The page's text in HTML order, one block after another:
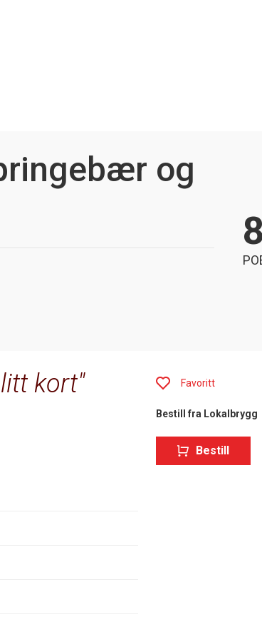
og
kort Favoritt
Bestill fra Lokalbrygg
Bestill